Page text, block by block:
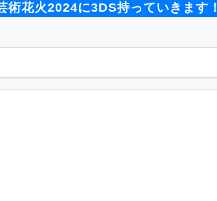
術花火2024に3DS持っていきます！